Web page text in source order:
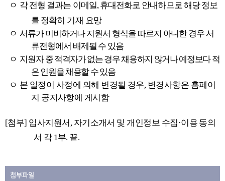
ㅇ 각 전형 결과는 이메일,휴대전화로 안내하므로 해당 정보
를 정확히 기재 요망
ㅇ 서류가 미비하거나 지원서 형식을 따르지 아니한 경우 서
류전형에서 배제될 수 있음
ㅇ 지원자 중 적격자가 없는 경우 채용하지 않거나 예정보다 적
은 인원을 채용할 수 있음
ㅇ 본 일정이 사정에 의해 변경될 경우, 변경사항은 홈페이
지 공지사항에 게시함
[첨부] 입사지원서 , 자기소개서 및 개인정보 수집 ·이용 동의
서 각 1부. 끝.
첨부파일